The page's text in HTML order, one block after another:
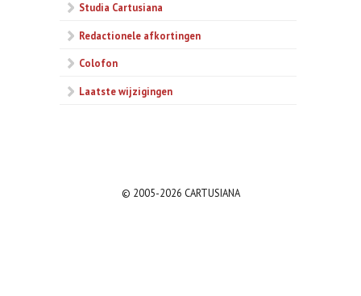
Studia Cartusiana
Redactionele afkortingen
Colofon
Laatste wijzigingen
© 2005-2026 CARTUSIANA